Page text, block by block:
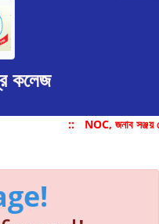
কলেজ
:: NOC, জনাব সঞ্জয়